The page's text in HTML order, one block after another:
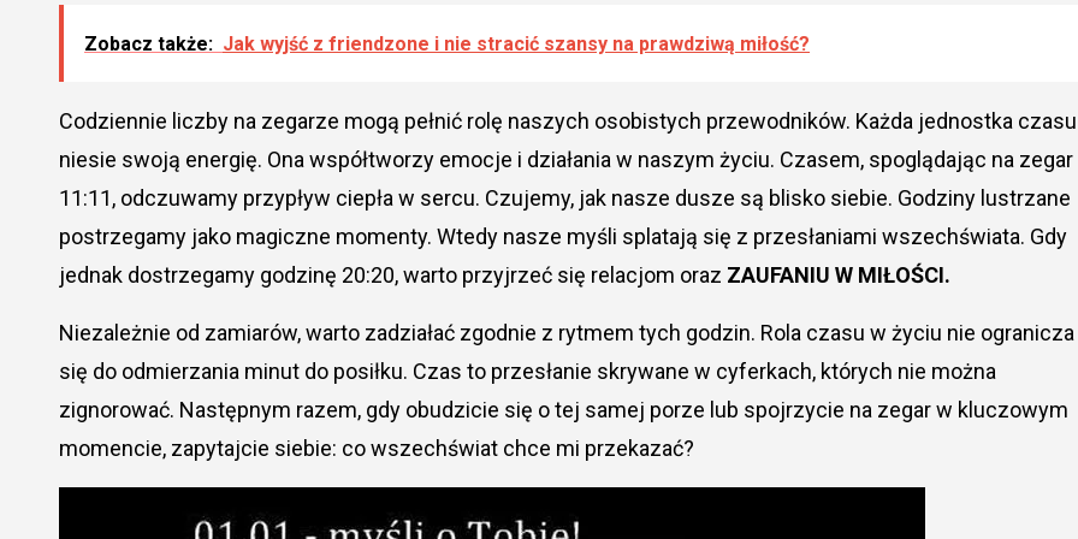
Zobacz także: Jak wyjść z friendzone i nie stracić szansy na prawdziwą miłość?
Codziennie liczby na zegarze mogą pełnić rolę naszych osobistych przewodników. Każda jednostka czasu
niesie swoją energię. Ona współtworzy emocje i działania w naszym życiu. Czasem, spoglądając na zegar
11:11, odczuwamy przypływ ciepła w sercu. Czujemy, jak nasze dusze są blisko siebie. Godziny lustrzane
postrzegamy jako magiczne momenty. Wtedy nasze myśli splatają się z przesłaniami wszechświata. Gdy
jednak dostrzegamy godzinę 20:20, warto przyjrzeć się relacjom oraz ZAUFANIU W MIŁOŚCI.
Niezależnie od zamiarów, warto zadziałać zgodnie z rytmem tych godzin. Rola czasu w życiu nie ogranicza
się do odmierzania minut do posiłku. Czas to przesłanie skrywane w cyferkach, których nie można
zignorować. Następnym razem, gdy obudzicie się o tej samej porze lub spojrzycie na zegar w kluczowym
momencie, zapytajcie siebie: co wszechświat chce mi przekazać?